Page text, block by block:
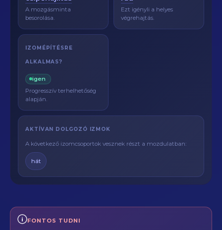
A mozgásminta
besorolása.
Ezt igényli a helyes
végrehajtás.
IZOMÉPÍTÉSRE
ALKALMAS?
igen
Progresszív terhelhetőség
alapján.
AKTÍVAN DOLGOZÓ IZMOK
A következő izomcsoportok vesznek részt a mozdulatban:
hát
FONTOS TUDNI